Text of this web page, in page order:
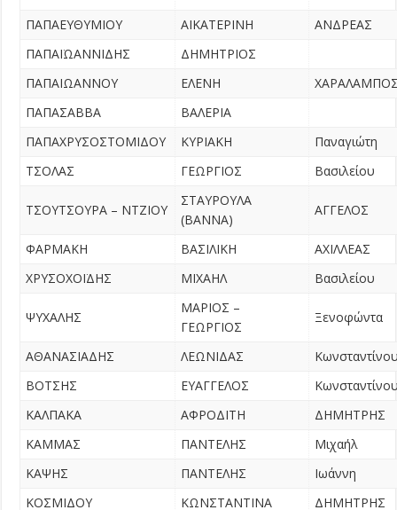
ΠΑΠΑΕΥΘΥΜΙΟΥ
ΑΙΚΑΤΕΡΙΝΗ
ΑΝΔΡΕΑΣ
ΠΑΠΑΪΩΑΝΝΙΔΗΣ
ΔΗΜΗΤΡΙΟΣ
ΠΑΠΑΙΩΑΝΝΟΥ
ΕΛΕΝΗ
ΠΑΠΑΣΑΒΒΑ
ΒΑΛΕΡΙΑ
ΠΑΠΑΧΡΥΣΟΣΤΟΜΙΔΟΥ
ΚΥΡΙΑΚΗ
Παναγιώτη
ΤΣΟΛΑΣ
ΓΕΩΡΓΙΟΣ Βασιλείου
ΤΣΟΥΤΣΟΥΡΑ – ΝΤΖΙΟΥ
ΣΤΑΥΡΟΥΛΑ
(ΒΑΝΝΑ)
ΑΓΓΕΛΟΣ
ΦΑΡΜΑΚΗ ΒΑΣΙΛΙΚΗ
ΑΧΙΛΛΕΑΣ
ΧΡΥΣΟΧΟΪΔΗΣ
ΜΙΧΑΗΛ Βασιλείου
ΨΥΧΑΛΗΣ
ΜΑΡΙΟΣ –
ΓΕΩΡΓΙΟΣ
Ξενοφώντα
ΑΘΑΝΑΣΙΑΔΗΣ ΛΕΩΝΙΔΑΣ
ΒΟΤΣΗΣ
ΕΥΑΓΓΕΛΟΣ
ΚΑΛΠΑΚΑ
ΑΦΡΟΔΙΤΗ
ΔΗΜΗΤΡΗΣ
ΚΑΜΜΑΣ
ΠΑΝΤΕΛΗΣ
Μιχαήλ
ΚΑΨΗΣ
ΠΑΝΤΕΛΗΣ
Ιωάννη
ΚΟΣΜΙΔΟΥ
ΚΩΝΣΤΑΝΤΙΝΑ
ΔΗΜΗΤΡΗΣ